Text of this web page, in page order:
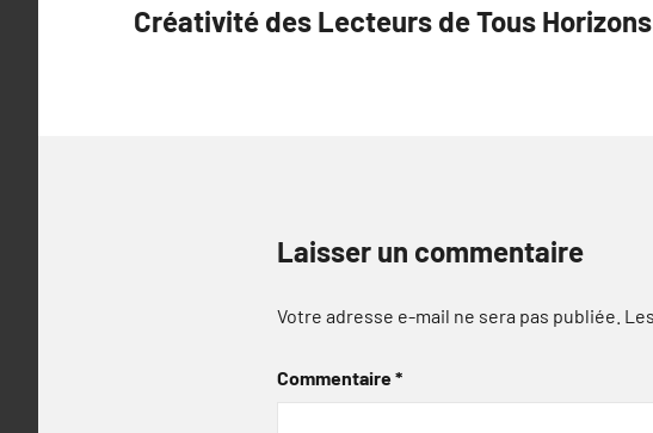
Créativité des Lecteurs de Tous Horizons
Laisser un commentaire
Votre adresse e-mail ne sera pas publiée.
Commentaire*